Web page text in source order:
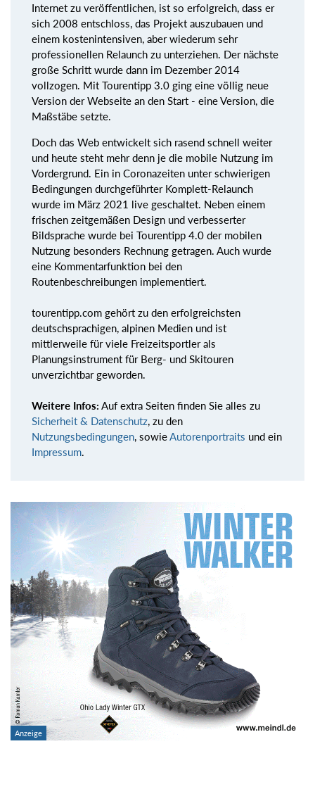
Internet zu veröffentlichen, ist so erfolgreich, dass er
sich 2008 entschloss, das Projekt auszubauen und
einem kostenintensiven, aber wiederum sehr
professionellen Relaunch zu unterziehen. Der nächste
große Schritt wurde dann im Dezember 2014
vollzogen. Mit Tourentipp 3.0 ging eine völlig neue
Version der Webseite an den Start - eine Version, die
Maßstäbe setzte.
Doch das Web entwickelt sich rasend schnell weiter
und heute steht mehr denn je die mobile Nutzung im
Vordergrund. Ein in Coronazeiten unter schwierigen
Bedingungen durchgeführter Komplett-Relaunch
wurde im März 2021 live geschaltet. Neben einem
frischen zeitgemäßen Design und verbesserter
Bildsprache wurde bei Tourentipp 4.0 der mobilen
Nutzung besonders Rechnung getragen. Auch wurde
eine Kommentarfunktion bei den
Routenbeschreibungen implementiert.
tourentipp.com gehört zu den erfolgreichsten
deutschsprachigen, alpinen Medien und ist
mittlerweile für viele Freizeitsportler als
Planungsinstrument für Berg- und Skitouren
unverzichtbar geworden.
Weitere Infos: Auf extra Seiten finden Sie alles zu
Sicherheit & Datenschutz, zu den
Nutzungsbedingungen, sowieAutorenportraits und ein
Impressum.